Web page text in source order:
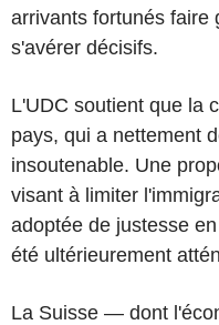
arrivants fortunés faire
s'avérer décisifs.
L'UDC soutient que la
pays, qui a nettement
insoutenable. Une
visant à limiter
adoptée de justesse
été ultérieurement
La Suisse — dont